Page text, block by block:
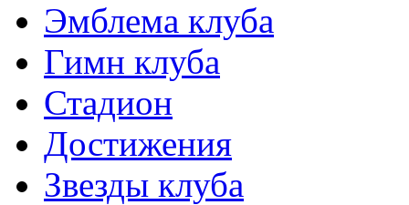
Эмблема клуба
Гимн клуба
Стадион
Достижения
Звезды клуба